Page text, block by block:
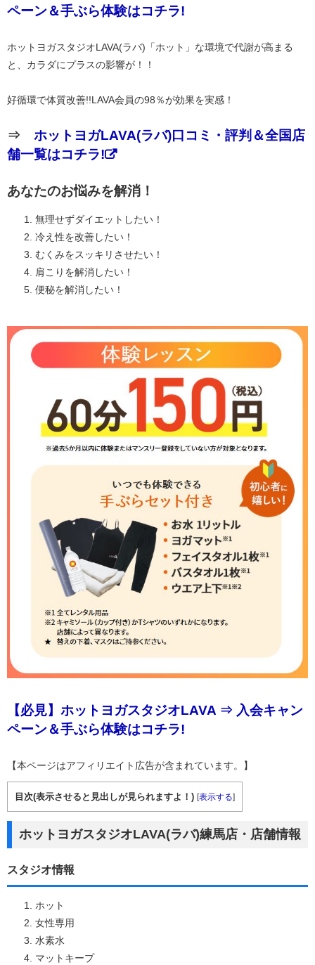
ペーン＆手ぶら体験はコチラ!
ホットヨガスタジオLAVA(ラバ)「ホット」な環境で代謝が高まる
と、カラダにプラスの影響が！！
好循環で体質改善!!LAVA会員の98％が効果を実感！
⇒ ホットヨガLAVA(ラバ)口コミ・評判＆全国店
舗一覧はコチラ!
あなたのお悩みを解消！
無理せずダイエットしたい！
冷え性を改善したい！
むくみをスッキリさせたい！
肩こりを解消したい！
便秘を解消したい！
【必見】ホットヨガスタジオLAVA ⇒ 入会キャン
ペーン＆手ぶら体験はコチラ!
【本ページはアフィリエイト広告が含まれています。】
目次(表示させると見出しが見られますよ！) [表示する]
ホットヨガスタジオLAVA(ラバ)練馬店・店舗情報
スタジオ情報
ホット
女性専用
水素水
マットキープ